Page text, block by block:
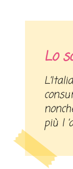
Lo
L’Italia è tra i maggiori Paesi
più l